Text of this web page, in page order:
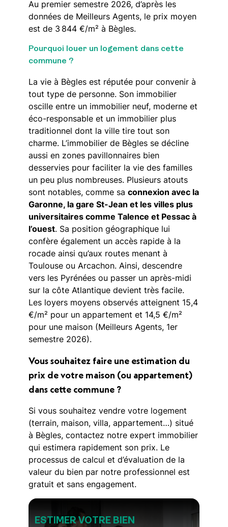
Au premier semestre 2026, d’après les
données de Meilleurs Agents, le prix moyen
est de 3 844 €/m² à Bègles.
Pourquoi louer un logement dans cette
commune ?
La vie à Bègles est réputée pour convenir à
tout type de personne. Son immobilier
oscille entre un immobilier neuf, moderne et
éco-responsable et un immobilier plus
traditionnel dont la ville tire tout son
charme. L’immobilier de Bègles se décline
aussi en zones pavillonnaires bien
desservies pour faciliter la vie des familles
un peu plus nombreuses. Plusieurs atouts
sont notables, comme sa connexion avec la
Garonne, la gare St-Jean et les villes plus
universitaires comme Talence et Pessac à
l’ouest. Sa position géographique lui
confère également un accès rapide à la
rocade ainsi qu’aux routes menant à
Toulouse ou Arcachon. Ainsi, descendre
vers les Pyrénées ou passer un après-midi
sur la côte Atlantique devient très facile.
Les loyers moyens observés atteignent 15,4
€/m² pour un appartement et 14,5 €/m²
pour une maison (Meilleurs Agents, 1er
semestre 2026).
Vous souhaitez faire une estimation du
prix de votre maison (ou appartement)
dans cette commune ?
Si vous souhaitez vendre votre logement
(terrain, maison, villa, appartement…) situé
à Bègles, contactez notre expert immobilier
qui estimera rapidement son prix. Le
processus de calcul et d’évaluation de la
valeur du bien par notre professionnel est
gratuit et sans engagement.
ESTIMER VOTRE BIEN